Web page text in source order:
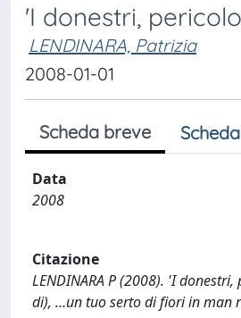
'I donestri,
LENDINARA, Patrizia
2008-01-01
Scheda breve
Data
2008
Citazione
LENDINARA P (2008). 'I donestri,
di), …un tuo serto di fiori in man